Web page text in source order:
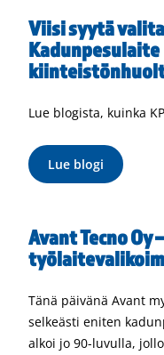
Viisi syytä valita
Kadunpesulaite
Lue blogista, kuinka
Lue blogi
Avant Tecno Oy
Tänä päivänä Avant
selkeästi eniten
alkoi jo 90-luvulla,